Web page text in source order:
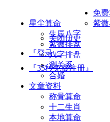
星尘算命
关闭历史
『登录』
『35秒免费注册』
免
紫
生辰八字
紫微排盘
八字排盘
测关系
合婚
文章资料
称骨算命
十二生肖
本地算命